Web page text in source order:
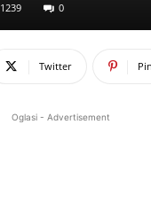
1239 0
Twitter
Oglasi - Advertisement